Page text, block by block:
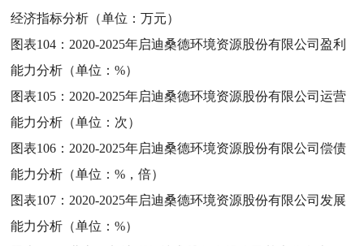
经济指标分析（单位：万元）
图表104： 2020-2025年启迪桑德环境资源股份有限公司盈利
能力分析（单位：%）
图表105： 2020-2025年启迪桑德环境资源股份有限公司运营
能力分析（单位：次）
图表106： 2020-2025年启迪桑德环境资源股份有限公司偿债
能力分析（单位：%，倍）
图表107： 2020-2025年启迪桑德环境资源股份有限公司发展
能力分析（单位：%）